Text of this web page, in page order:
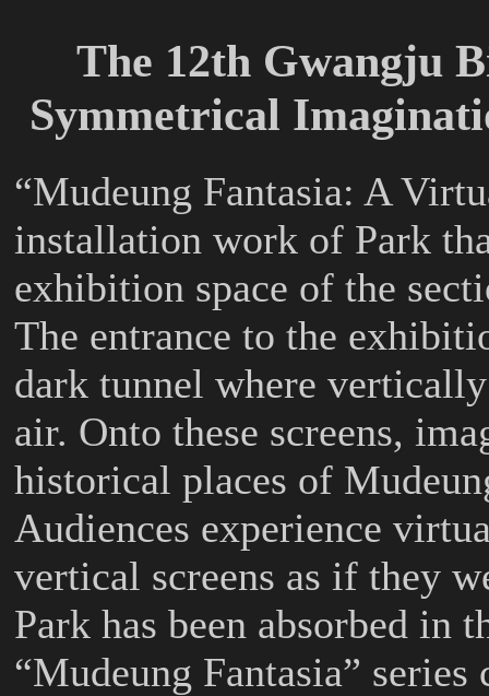
The 12th Gwangju
Symmetrical
“Mudeung Fantasia: A
installation work of Park
exhibition space of the
The entrance to the
dark tunnel where
air. Onto these screens,
historical places of
Audiences experience
vertical screens as if they
Park has been absorbed in
“Mudeung Fantasia”